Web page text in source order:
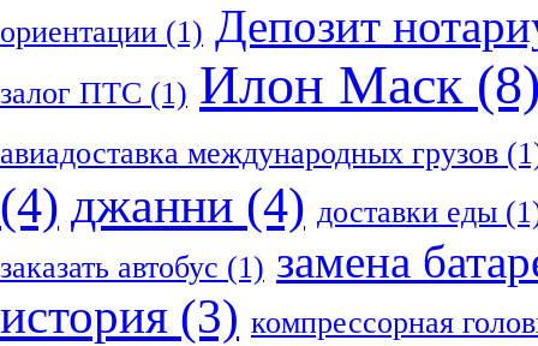
ориентации (1) Депозит
залог ПТС (1) Илон Маск
авиадоставка международных грузов
(4) джанни (4) доставки еды
заказать автобус (1) замена
история (3) компрессорная